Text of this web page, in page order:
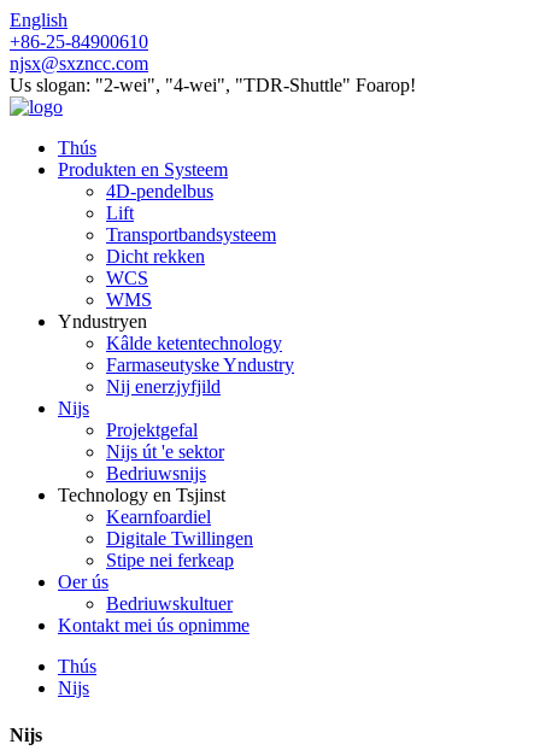
English
+86-25-84900610
njsx@sxzncc.com
Us slogan: "2-wei", "4-wei", "TDR-Shuttle" Foarop!
Thús
Produkten en Systeem
4D-pendelbus
Lift
Transportbandsysteem
Dicht rekken
WCS
WMS
Yndustryen
Kâlde ketentechnology
Farmaseutyske Yndustry
Nij enerzjyfjild
Nijs
Projektgefal
Nijs út 'e sektor
Bedriuwsnijs
Technology en Tsjinst
Kearnfoardiel
Digitale Twillingen
Stipe nei ferkeap
Oer ús
Bedriuwskultuer
Kontakt mei ús opnimme
Thús
Nijs
Nijs